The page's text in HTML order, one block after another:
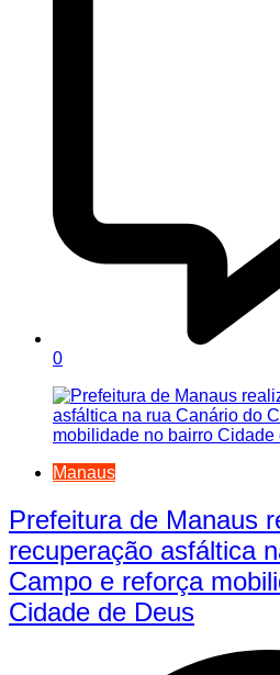
0
Manaus
Prefeitura de Manaus
recuperação asfáltica
Campo e reforça
Cidade de Deus